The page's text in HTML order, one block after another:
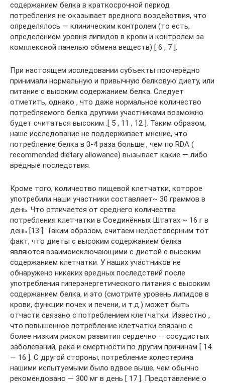
содержанием белка в краткосрочной период
потребления не оказывает вредного воздействия, что
определялось — клиническим контролем (то есть,
определением уровня липидов в крови и контролем за
комплексной панелью обмена веществ) [ 6 , 7 ].
При настоящем исследовании субъекты поочерёдно
принимали нормальную и привычную белковую диету, или
питание с высоким содержанием белка. Следует
отметить, однако , что даже нормальное количество
потребляемого белка другими участниками возможно
будет считаться высоким .[ 5 , 11 , 12 ]. Таким образом,
наше исследование не поддерживает мнение, что
потребление белка в 3-4 раза больше , чем по RDA (
recommended dietary allowance) вызывает какие — либо
вредные последствия.
Кроме того, количество пищевой клетчатки, которое
употребили наши участники составляет~ 30 граммов в
день. Что отличается от среднего количества
потребления клетчатки в Соединённых Штатах ~ 16 г в
день [13 ]. Таким образом, считаем недостоверным тот
факт, что диеты с высоким содержанием белка
являются взаимоисключающими с диетой с высоким
содержанием клетчатки. У наших участников не
обнаружено никаких вредных последствий после
употребления гиперэнергетического питания с высоким
содержанием белка, и это (смотрите уровень липидов в
крови, функции почек и печени, и т.д.) может быть
отчасти связано с потреблением клетчатки. Известно ,
что повышенное потребление клетчатки связано с
более низким риском развития сердечно — сосудистых
заболеваний, рака и смертности по другим причинам [ 14
— 16 ]. С другой стороны, потребление холестерина
нашими испытуемыми было вдвое выше, чем обычно
рекомендовано — 300 мг в день [ 17 ]. Представление о